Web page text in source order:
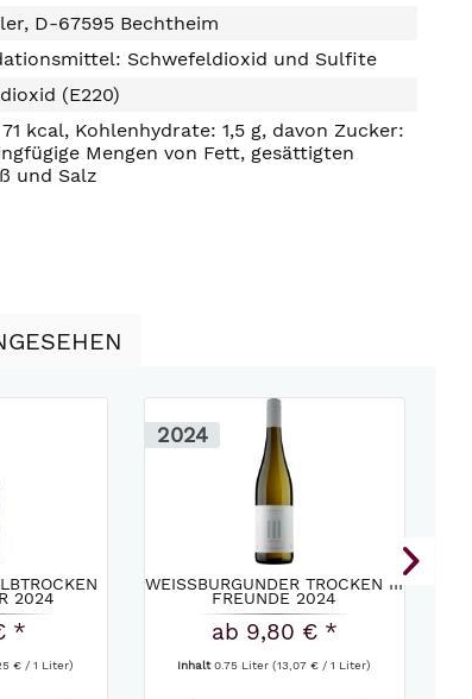
D-67595 Bechtheim
Schwefeldioxid und Sulfite
(E220)
kcal, Kohlenhydrate: 1,5 g, davon Zucker:
Mengen von Fett, gesättigten
und Salz
2024
*
€ / 1 Liter)
2024
WEISSBURGUNDER TROCKEN III
FREUNDE 2024
ab 9,80 € *
Inhalt0.75 Liter(13,07 € / 1 Liter)